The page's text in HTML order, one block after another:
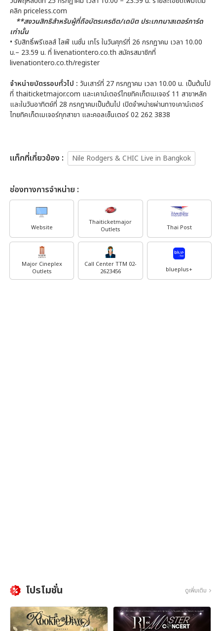
คลิก priceless.com
**สงวนสิทธิสำหรับผู้ที่ถือบัตรเครดิต/เดบิต ประเภทมาสเตอร์การ์ด
เท่านั้น
• รับสิทธิ์พรีเซลส์ ไลฟ์ เนชั่น เทโร ในวันศุกร์ที่ 26 กรกฎาคม เวลา 10.00
น.– 23.59 น. ที่ livenationtero.co.th สมัครสมาชิกที่
livenationtero.co.th/register
จำหน่ายบัตรรอบทั่วไป : วันเสาร์ที่ 27 กรกฎาคม เวลา 10.00 น. เป็นต้นไป
ที่ thaiticketmajor.com และเคาน์เตอร์ไทยทิคเก็ตเมเจอร์ 11 สาขาหลัก
และในวันอาทิตย์ที่ 28 กรกฎาคมเป็นต้นไป เปิดจำหน่ายผ่านทางเคาน์เตอร์
ไทยทิคเก็ตเมเจอร์ทุกสาขา และคอลเซ็นเตอร์ 02 262 3838
เเท็กที่เกี่ยวข้อง : Nile Rodgers & CHIC Live in Bangkok
ช่องทางการจำหน่าย :
Website
Thaiticketmajor
Outlets
Thai Post
Major Cineplex
Outlets
Call Center TTM 02-
2623456
blueplus+
โปรโมชั่น ดูเพิ่มเติม